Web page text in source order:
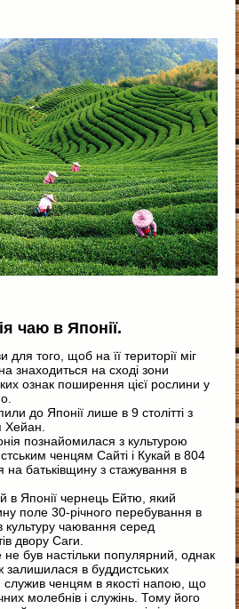
чаю в Японії.
для того, щоб на її території міг
знаходиться на сході зони
ознак поширення цієї рослини у
до Японії лише в 9 столітті з
Хейан.
познайомилася з культурою
ченцям Сайті і Кукай в 804
на батьківщину з стажування в
в Японії чернець Ейтю, який
поле 30-річного перебування в
чаювання серед
двору Саги.
не був настільки популярний, однак
залишилася в буддистських
служив ченцям в якості напою, що
молебнів і служінь. Тому його